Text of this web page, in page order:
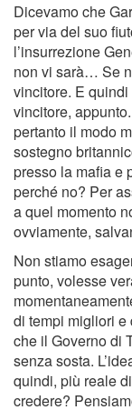
Dicevamo che
per via del suo
l’insurrezione
non vi sarà… Se
vincitore. E
vincitore,
pertanto il modo
sostegno
presso la maﬁa e
perché no? Per
a quel momento
ovviamente,
Non stiamo
punto, volesse
di tempi migliori
che il Governo di
senza sosta.
quindi, più reale
credere?